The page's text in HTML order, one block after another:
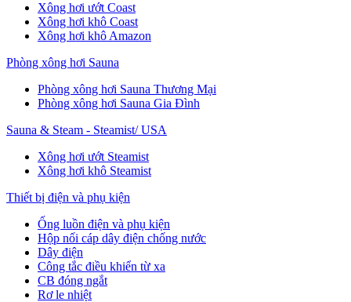
Xông hơi ướt Coast
Xông hơi khô Coast
Xông hơi khô Amazon
Phòng xông hơi Sauna
Phòng xông hơi Sauna Thương Mại
Phòng xông hơi Sauna Gia Đình
Sauna & Steam - Steamist/ USA
Xông hơi ướt Steamist
Xông hơi khô Steamist
Thiết bị điện và phụ kiện
Ống luồn điện và phụ kiện
Hộp nối cáp dây điện chống nước
Dây điện
Công tắc điều khiển từ xa
CB đóng ngắt
Rơ le nhiệt